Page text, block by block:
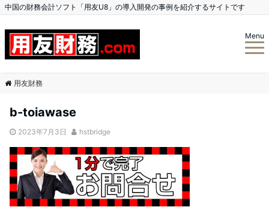
中国の財務会計ソフト「用友U8」の導入開発の事例を紹介するサイトです
Menu
用友財務
b-toiawase
2023年7月3日 hstbridge